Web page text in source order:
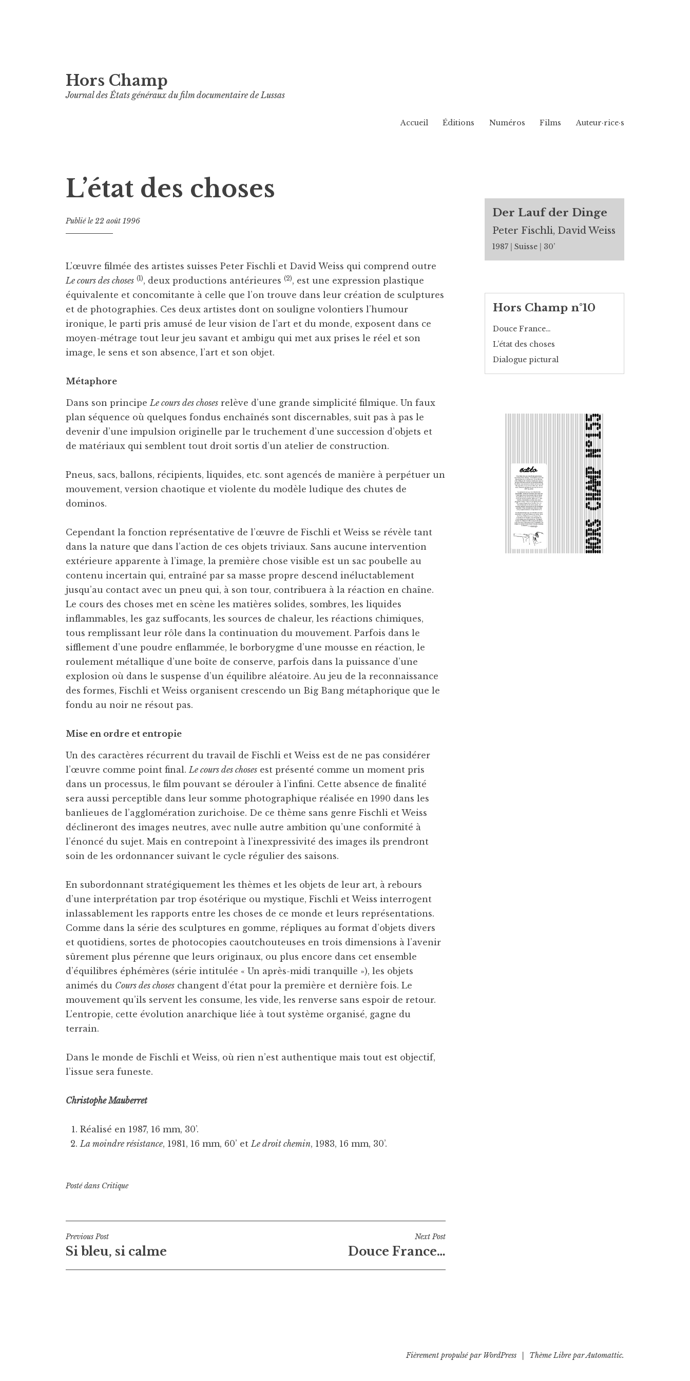
au
contenu
Hors Champ
Journal des États généraux du film documentaire de Lussas
Accueil Éditions Numéros Films Auteur·rice·s
L’état des choses
Publié le22 août 1996
L’œuvre filmée des artistes suisses Peter Fischli et David Weiss qui comprend outre
Le cours des choses (1), deux productions antérieures (2), est une expression plastique
équivalente et concomitante à celle que l’on trouve dans leur création de sculptures
et de photographies. Ces deux artistes dont on souligne volontiers l’humour
ironique, le parti pris amusé de leur vision de l’art et du monde, exposent dans ce
moyen-métrage tout leur jeu savant et ambigu qui met aux prises le réel et son
image, le sens et son absence, l’art et son objet.
Métaphore
Dans son principeLe cours des choses relève d’une grande simplicité filmique. Un faux
plan séquence où quelques fondus enchaînés sont discernables, suit pas à pas le
devenir d’une impulsion originelle par le truchement d’une succession d’objets et
de matériaux qui semblent tout droit sortis d’un atelier de construction.
Pneus, sacs, ballons, récipients, liquides, etc. sont agencés de manière à perpétuer un
mouvement, version chaotique et violente du modèle ludique des chutes de
dominos.
Cependant la fonction représentative de l’œuvre de Fischli et Weiss se révèle tant
dans la nature que dans l’action de ces objets triviaux. Sans aucune intervention
extérieure apparente à l’image, la première chose visible est un sac poubelle au
contenu incertain qui, entraîné par sa masse propre descend inéluctablement
jusqu’au contact avec un pneu qui, à son tour, contribuera à la réaction en chaîne.
Le cours des choses met en scène les matières solides, sombres, les liquides
inflammables, les gaz suffocants, les sources de chaleur, les réactions chimiques,
tous remplissant leur rôle dans la continuation du mouvement. Parfois dans le
sifflement d’une poudre enflammée, le borborygme d’une mousse en réaction, le
roulement métallique d’une boîte de conserve, parfois dans la puissance d’une
explosion où dans le suspense d’un équilibre aléatoire. Au jeu de la reconnaissance
des formes, Fischli et Weiss organisent crescendo un Big Bang métaphorique que le
fondu au noir ne résout pas.
Mise en ordre et entropie
Un des caractères récurrent du travail de Fischli et Weiss est de ne pas considérer
l’œuvre comme point final.Le cours des choses est présenté comme un moment pris
dans un processus, le film pouvant se dérouler à l’infini. Cette absence de finalité
sera aussi perceptible dans leur somme photographique réalisée en 1990 dans les
banlieues de l’agglomération zurichoise. De ce thème sans genre Fischli et Weiss
déclineront des images neutres, avec nulle autre ambition qu’une conformité à
l’énoncé du sujet. Mais en contrepoint à l’inexpressivité des images ils prendront
soin de les ordonnancer suivant le cycle régulier des saisons.
En subordonnant stratégiquement les thèmes et les objets de leur art, à rebours
d’une interprétation par trop ésotérique ou mystique, Fischli et Weiss interrogent
inlassablement les rapports entre les choses de ce monde et leurs représentations.
Comme dans la série des sculptures en gomme, répliques au format d’objets divers
et quotidiens, sortes de photocopies caoutchouteuses en trois dimensions à l’avenir
sûrement plus pérenne que leurs originaux, ou plus encore dans cet ensemble
d’équilibres éphémères (série intitulée « Un après-midi tranquille »), les objets
animés du Cours des choses changent d’état pour la première et dernière fois. Le
mouvement qu’ils servent les consume, les vide, les renverse sans espoir de retour.
L’entropie, cette évolution anarchique liée à tout système organisé, gagne du
terrain.
Dans le monde de Fischli et Weiss, où rien n’est authentique mais tout est objectif,
l’issue sera funeste.
Christophe Mauberret
Réalisé en 1987, 16 mm, 30’.
La moindre résistance, 1981, 16 mm, 60’ etLe droit chemin, 1983, 16 mm, 30’.
Posté dans Critique
Navigation
de
Previous Post
Si bleu, si calme
Next Post
Douce France…
Der Lauf der Dinge
Peter Fischli, David Weiss
1987 Suisse 30’
Hors Champ n°10
Douce France…
L’état des choses
Dialogue pictural
Fièrement propulsé par WordPress Thème Libre parAutomattic.